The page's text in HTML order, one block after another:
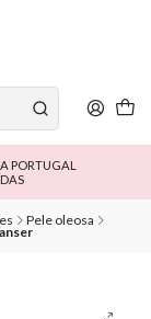
PORTUGAL
Pele oleosa